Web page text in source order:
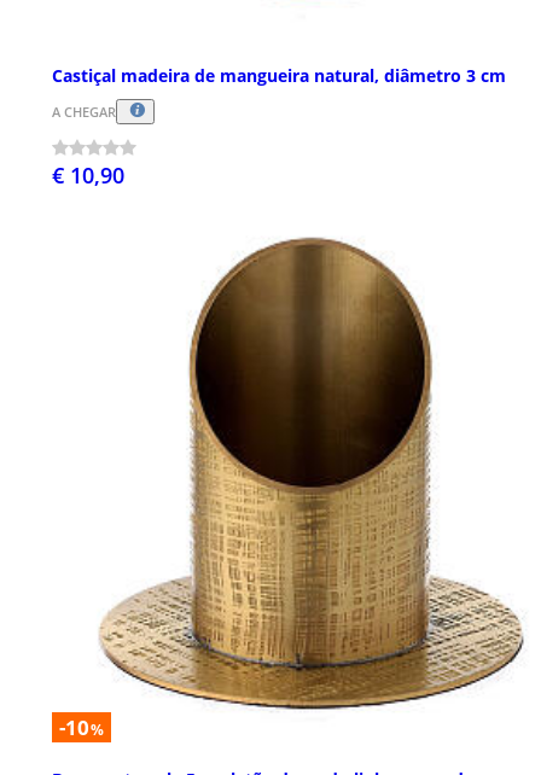
Castiçal madeira de mangueira natural, diâmetro 3 cm
A CHEGAR
€ 10,90
-10%